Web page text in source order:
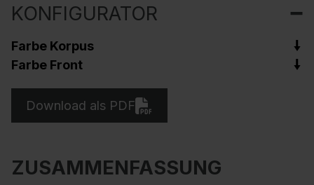
KONFIGURATOR
Farbe Korpus
Farbe Front
Download als PDF
ZUSAMMENFASSUNG